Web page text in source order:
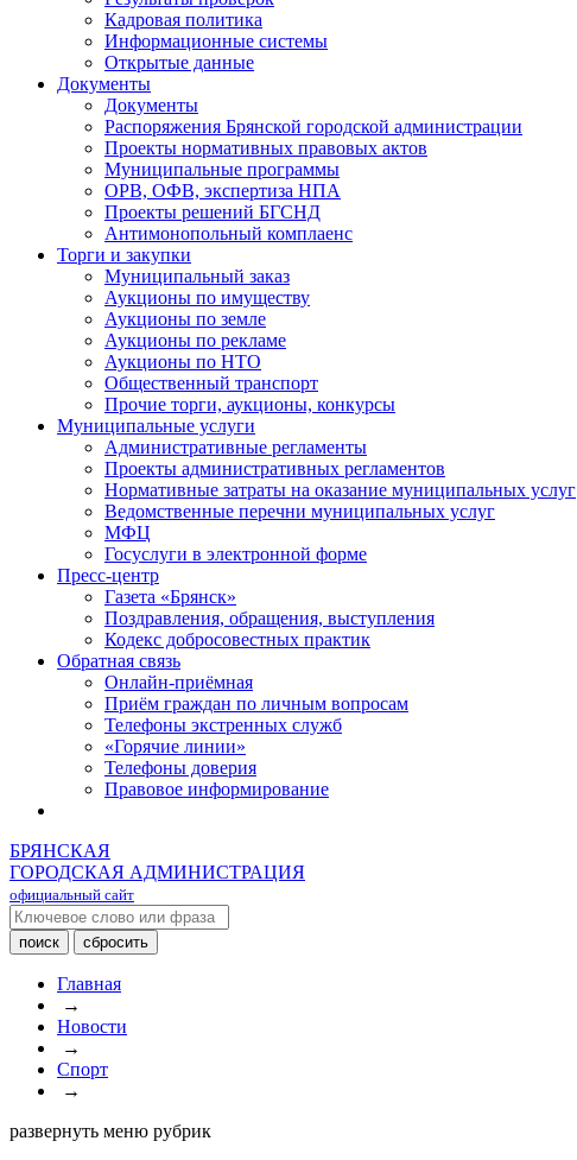
Кадровая политика
Информационные системы
Открытые данные
Документы
Документы
Распоряжения Брянской городской администрации
Проекты нормативных правовых актов
Муниципальные программы
ОРВ, ОФВ, экспертиза НПА
Проекты решений БГСНД
Антимонопольный комплаенс
Торги и закупки
Муниципальный заказ
Аукционы по имуществу
Аукционы по земле
Аукционы по рекламе
Аукционы по НТО
Общественный транспорт
Прочие торги, аукционы, конкурсы
Муниципальные услуги
Административные регламенты
Проекты административных регламентов
Нормативные затраты на оказание муниципальных услуг
Ведомственные перечни муниципальных услуг
МФЦ
Госуслуги в электронной форме
Пресс-центр
Газета «Брянск»
Поздравления, обращения, выступления
Кодекс добросовестных практик
Обратная связь
Онлайн-приёмная
Приём граждан по личным вопросам
Телефоны экстренных служб
«Горячие линии»
Телефоны доверия
Правовое информирование
БРЯНСКАЯ
ГОРОДСКАЯ АДМИНИСТРАЦИЯ
официальный сайт
Главная
→
Новости
→
Спорт
→
развернуть меню рубрик